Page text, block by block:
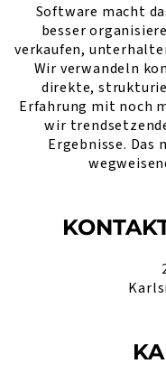
Software macht
besser
verkaufen,
Wir verwandeln
direkte,
Erfahrung mit noch
wir
Ergebnisse. Das